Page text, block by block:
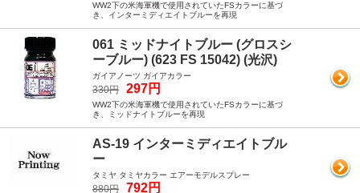
WW2下の米海軍機で使用されていたFSカラーに基づ
き、インターミディエイトブルーを再現
061 ミッドナイトブルー (グロスシ
ーブルー) (623 FS 15042) (光沢)
ガイアノーツ ガイアカラー
330円 297円
WW2下の米海軍機で使用されていたFSカラーに基づ
き、ミッドナイトブルーを再現
AS-19 インターミディエイトブル
ー
タミヤ タミヤカラー エアーモデルスプレー
880円 792円